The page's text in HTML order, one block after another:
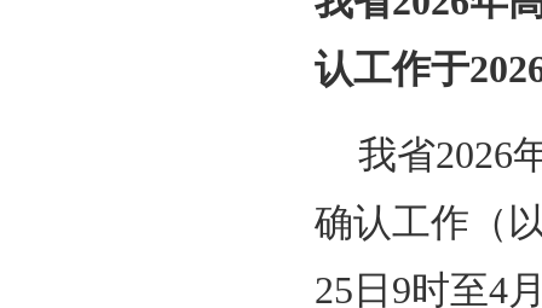
认工作于
我省2026
确认工作（
25日9时至4